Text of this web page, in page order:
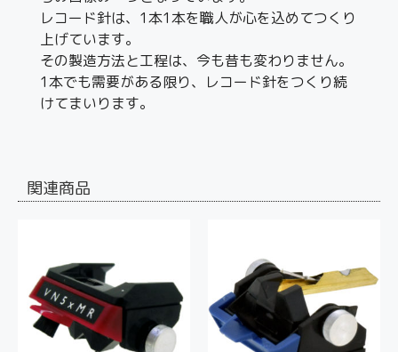
レコード針は、1本1本を職人が心を込めてつくり
上げています。
その製造方法と工程は、今も昔も変わりません。
1本でも需要がある限り、レコード針をつくり続
けてまいります。
関連商品